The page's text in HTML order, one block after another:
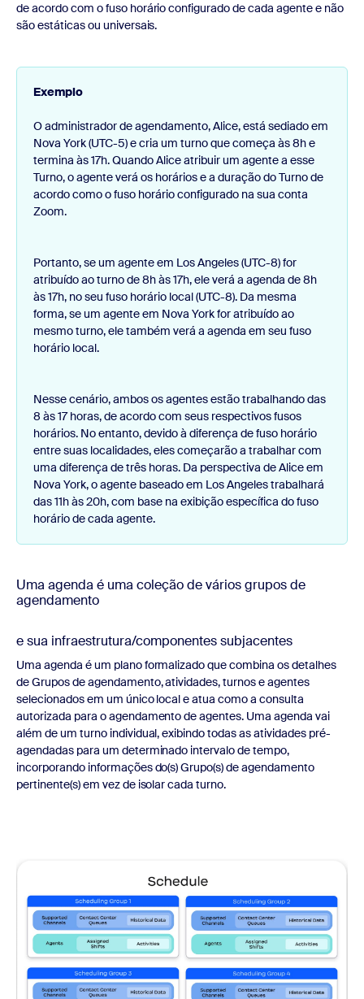
de acordo com o fuso horário configurado de cada agente e não
são estáticas ou universais.
Exemplo
O administrador de agendamento, Alice, está sediado em
Nova York (UTC-5) e cria um turno que começa às 8h e
termina às 17h. Quando Alice atribuir um agente a esse
Turno, o agente verá os horários e a duração do Turno de
acordo como o fuso horário configurado na sua conta
Zoom.
Portanto, se um agente em Los Angeles (UTC-8) for
atribuído ao turno de 8h às 17h, ele verá a agenda de 8h
às 17h, no seu fuso horário local (UTC-8). Da mesma
forma, se um agente em Nova York for atribuído ao
mesmo turno, ele também verá a agenda em seu fuso
horário local.
Nesse cenário, ambos os agentes estão trabalhando das
8 às 17 horas, de acordo com seus respectivos fusos
horários. No entanto, devido à diferença de fuso horário
entre suas localidades, eles começarão a trabalhar com
uma diferença de três horas. Da perspectiva de Alice em
Nova York, o agente baseado em Los Angeles trabalhará
das 11h às 20h, com base na exibição específica do fuso
horário de cada agente.
Uma agenda é uma coleção de vários grupos de
agendamento
e sua infraestrutura/componentes subjacentes
Uma agenda é um plano formalizado que combina os detalhes
de Grupos de agendamento, atividades, turnos e agentes
selecionados em um único local e atua como a consulta
autorizada para o agendamento de agentes. Uma agenda vai
além de um turno individual, exibindo todas as atividades pré-
agendadas para um determinado intervalo de tempo,
incorporando informações do(s) Grupo(s) de agendamento
pertinente(s) em vez de isolar cada turno.